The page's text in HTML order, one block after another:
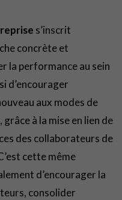
s’inscrit
concrète et
la performance au sein
d’encourager
aux modes de
à la mise en lien de
des collaborateurs de
cette même
d’encourager la
consolider